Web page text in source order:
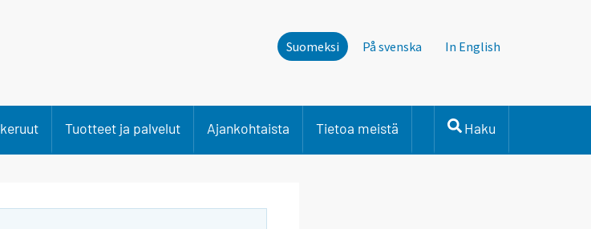
Suomeksi På svenska In English
Tuotteet ja palvelut Ajankohtaista Tietoa meistä Haku